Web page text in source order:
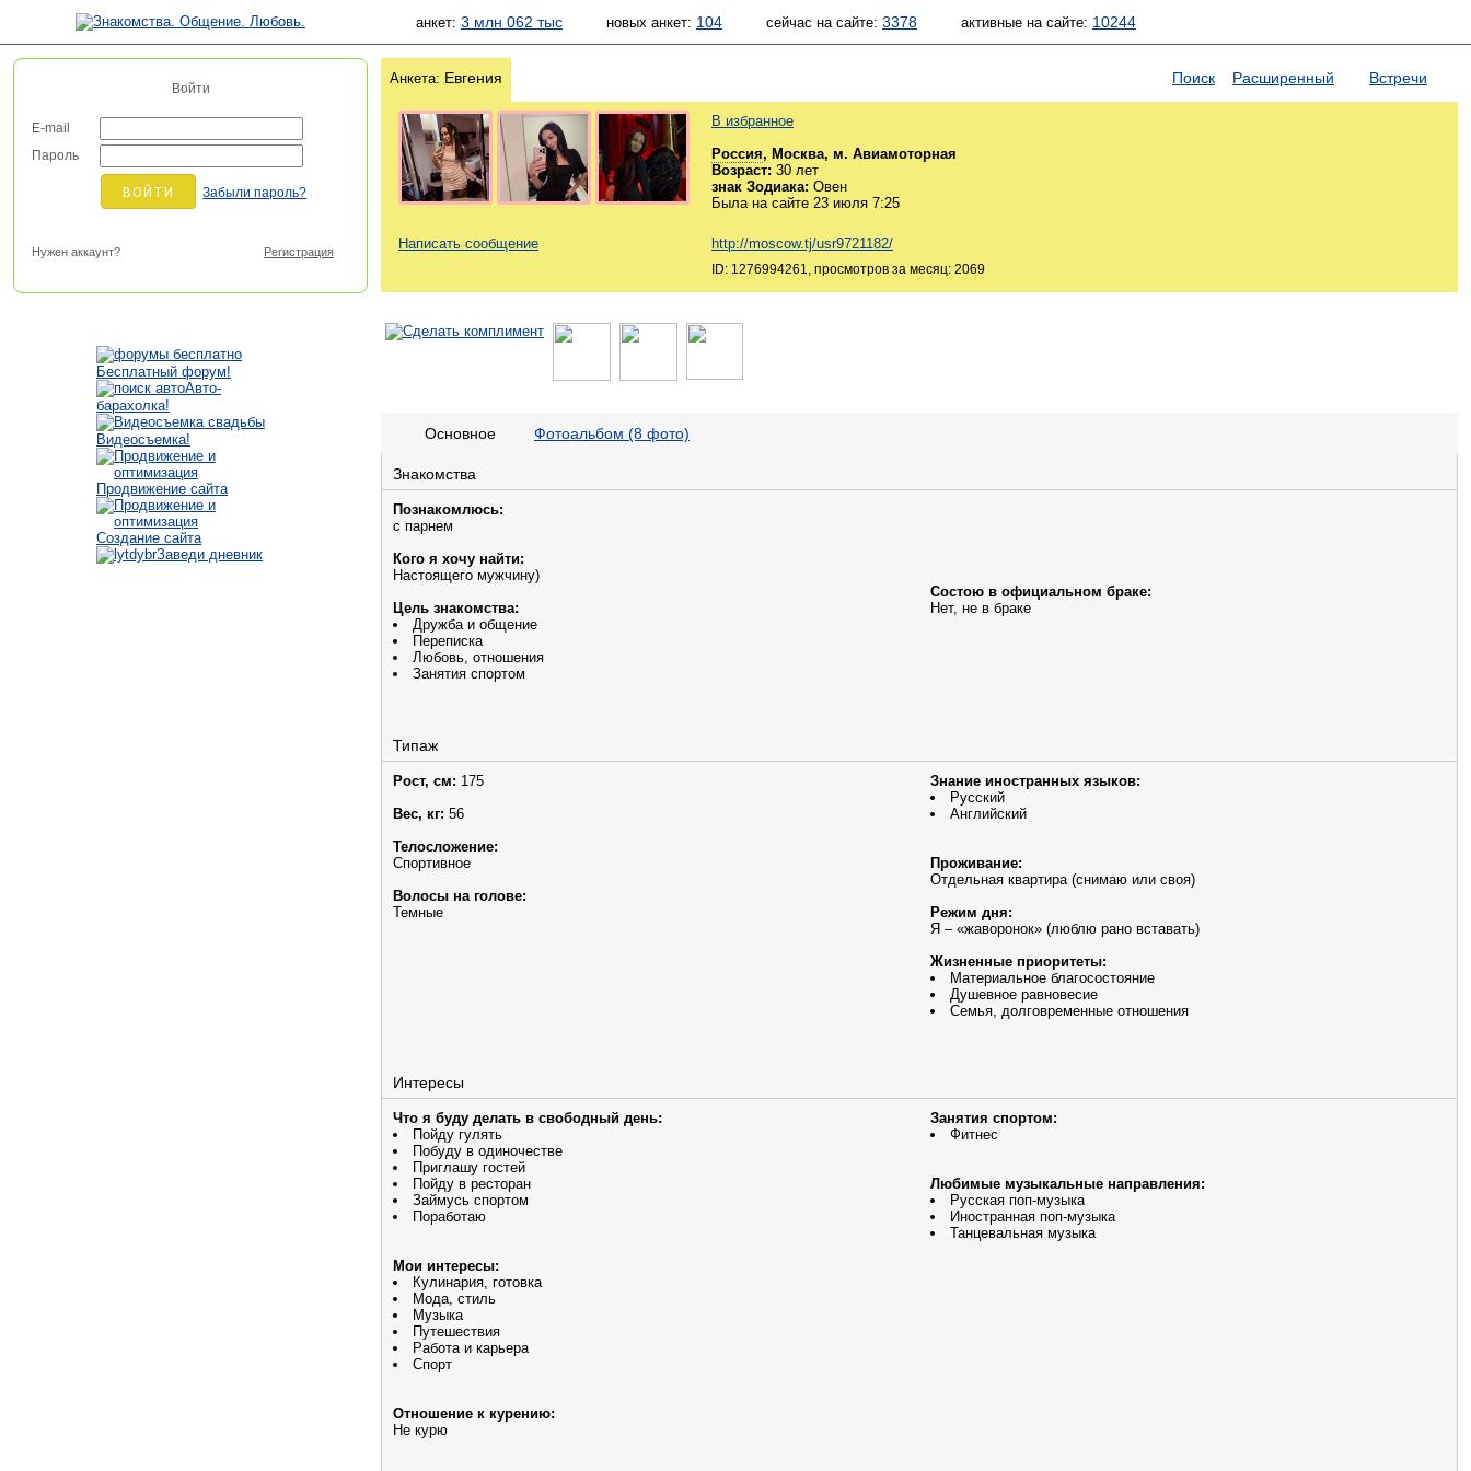
анкет: 3 млн 062 тыс новых анкет: 104 сейчас на сайте: 3378 активные на сайте: 10244
Войти
E-mail
Пароль
Забыли пароль?
Нужен аккаунт? Регистрация
Бесплатный форум!
Авто-
барахолка!
Видеосъемка!
Продвижение сайта
Создание сайта
Заведи дневник
Анкета: Евгения Поиск Расширенный Встречи
В избранное
Россия, Москва, м. Авиамоторная
Возраст: 30 лет
знак Зодиака: Овен
Была на сайте 23 июля 7:25
Написать сообщение http://moscow.tj/usr9721182/
ID: 1276994261, просмотров за месяц: 2069
Основное Фотоальбом (8 фото)
Знакомства
Познакомлюсь:
с парнем
Кого я хочу найти:
Настоящего мужчину)
Цель знакомства:
Дружба и общение
Переписка
Любовь, отношения
Занятия спортом
Состою в официальном браке:
Нет, не в браке
Типаж
Рост, см: 175
Вес, кг: 56
Телосложение:
Спортивное
Волосы на голове:
Темные
Знание иностранных языков:
Русский
Английский
Проживание:
Отдельная квартира (снимаю или своя)
Режим дня:
Я – «жаворонок» (люблю рано вставать)
Жизненные приоритеты:
Материальное благосостояние
Душевное равновесие
Семья, долговременные отношения
Интересы
Что я буду делать в свободный день:
Пойду гулять
Побуду в одиночестве
Приглашу гостей
Пойду в ресторан
Займусь спортом
Поработаю
Мои интересы:
Кулинария, готовка
Мода, стиль
Музыка
Путешествия
Работа и карьера
Спорт
Отношение к курению:
Не курю
Занятия спортом:
Фитнес
Любимые музыкальные направления:
Русская поп-музыка
Иностранная поп-музыка
Танцевальная музыка